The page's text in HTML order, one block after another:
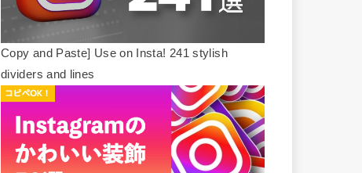
Copy and Paste] Use on Insta! 241 stylish
dividers and lines